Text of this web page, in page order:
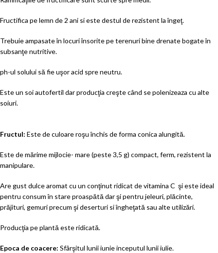
Fructifica pe lemn de 2 ani si este destul de rezistent la îngeţ.
Trebuie ampasate în locuri însorite pe terenuri bine drenate bogate în
subsanţe nutritive.
ph-ul solului să fie uşor acid spre neutru.
Este un soi autofertil dar producţia creşte când se polenizeaza cu alte
soiuri.
Fructul: Este de culoare roşu închis de forma conica alungită.
Este de mărime mijlocie- mare (peste 3,5 g) compact, ferm, rezistent la
manipulare.
Are gust dulce aromat cu un conţinut ridicat de vitamina C şi este ideal
pentru consum în stare proaspătă dar şi pentru jeleuri, plăcinte,
prăjituri, gemuri precum şi deserturi si îngheţată sau alte utilizări.
Producţia pe plantă este ridicată.
Epoca de coacere: Sfârşitul lunii iunie inceputul lunii iulie.